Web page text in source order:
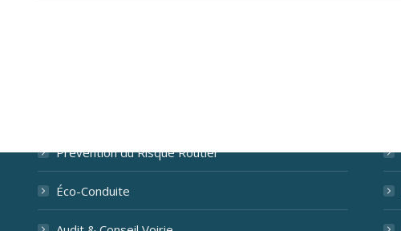
Prévention du Risque Routier
Éco-Conduite